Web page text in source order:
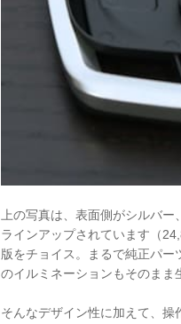
上の写真は、表面側がシルバー
ラインアップされています（
版をチョイス。まるで純正パ
のイルミネーションもそのまま
そんなデザイン性に加えて、